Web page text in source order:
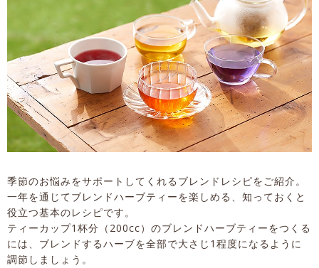
季節のお悩みをサポートしてくれるブレンドレシピをご紹介。
一年を通じてブレンドハーブティーを楽しめる、知っておくと
役立つ基本のレシピです。
ティーカップ1杯分（200cc）のブレンドハーブティーをつくる
には、ブレンドするハーブを全部で大さじ1程度になるように
調節しましょう。